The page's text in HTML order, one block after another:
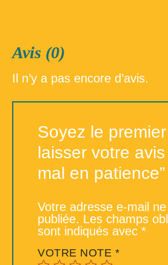
Avis (0)
Il n’y a pas encore d’avis.
Soyez le
laisser votre avis
mal en patience”
Votre adresse e-mail
publiée. Les champs
sont indiqués avec *
VOTRE NOTE *